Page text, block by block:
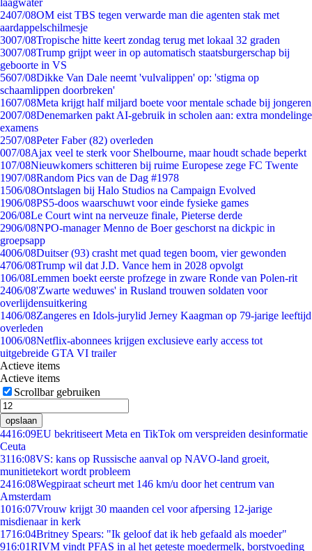
laagwater
2407/08OM eist TBS tegen verwarde man die agenten stak met
aardappelschilmesje
3007/08Tropische hitte keert zondag terug met lokaal 32 graden
3007/08Trump grijpt weer in op automatisch staatsburgerschap bij
geboorte in VS
5607/08Dikke Van Dale neemt 'vulvalippen' op: 'stigma op
schaamlippen doorbreken'
1607/08Meta krijgt half miljard boete voor mentale schade bij jongeren
2007/08Denemarken pakt AI-gebruik in scholen aan: extra mondelinge
examens
2507/08Peter Faber (82) overleden
007/08Ajax veel te sterk voor Shelbourne, maar houdt schade beperkt
107/08Nieuwkomers schitteren bij ruime Europese zege FC Twente
1907/08Random Pics van de Dag #1978
1506/08Ontslagen bij Halo Studios na Campaign Evolved
1906/08PS5-doos waarschuwt voor einde fysieke games
206/08Le Court wint na nerveuze finale, Pieterse derde
2906/08NPO-manager Menno de Boer geschorst na dickpic in
groepsapp
4006/08Duitser (93) crasht met quad tegen boom, vier gewonden
4706/08Trump wil dat J.D. Vance hem in 2028 opvolgt
106/08Lemmen boekt eerste profzege in zware Ronde van Polen-rit
2406/08'Zwarte weduwes' in Rusland trouwen soldaten voor
overlijdensuitkering
1406/08Zangeres en Idols-jurylid Jerney Kaagman op 79-jarige leeftijd
overleden
1006/08Netflix-abonnees krijgen exclusieve early access tot
uitgebreide GTA VI trailer
Actieve items
Actieve items
Scrollbar gebruiken
opslaan
4416:09EU bekritiseert Meta en TikTok om verspreiden desinformatie
Ceuta
3116:08VS: kans op Russische aanval op NAVO-land groeit,
munitietekort wordt probleem
2416:08Wegpiraat scheurt met 146 km/u door het centrum van
Amsterdam
1016:07Vrouw krijgt 30 maanden cel voor afpersing 12-jarige
misdienaar in kerk
1716:04Britney Spears: "Ik geloof dat ik heb gefaald als moeder"
916:01RIVM vindt PFAS in al het geteste moedermelk, borstvoeding